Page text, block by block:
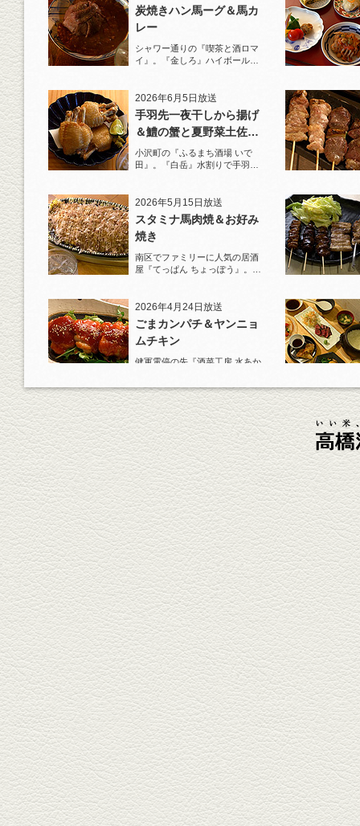
炭焼きハン馬ーグ＆馬カ
レー
シャワー通りの『喫茶と酒ロマ
イ』。『金しろ』ハイボールで
2026年6月5日放送
手羽先一夜干しから揚げ
＆鱧の蟹と夏野菜土佐酢
ジュレがけ
小沢町の『ふるまち酒場 いで
田』。『白岳』水割りで手羽先
2026年5月15日放送
スタミナ馬肉焼＆お好み
焼き
南区でファミリーに人気の居酒
屋『てっぱん ちょっぽう』。王
2026年4月24日放送
ごまカンパチ＆ヤンニョ
ムチキン
健軍電停の先『酒菜工房 水あか
杯！まずは『ごまカンパチ』を
肴に。
2026年4月3日放送
元祖 鶏焼売＆牛テールの
土鍋めし
健軍電停そば『湯気立つ料理』
が名物の『yuge(ゆげ)』へ。
『白岳』を使った『旨み緑茶
割』で乾杯！
2026年3月13日放送
焼鳥おまかせ８本
健軍自衛隊通り『焼鳥 菖蒲谷』
で最高級の焼鳥を味わう。『銀
しろ...
2026年2月20日放送
1000円で飲めますｾｯﾄ＆
至福のﾊﾑｶﾂ など
東区の健軍電停のそば『居酒屋
食堂いしばしさん家』は、賑や
かでお...
2026年1月30日放送
焼き餃子＆海老チリ
栄通りの路地奥、隠れ家的な店
『富富飯店 新市街酒家』へ。２
階に...